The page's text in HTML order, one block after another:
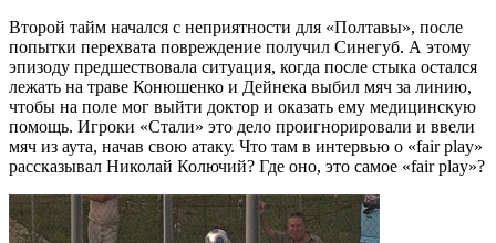
Второй тайм начался с неприятности для «Полтавы», после
попытки перехвата повреждение получил Синегуб. А этому
эпизоду предшествовала ситуация, когда после стыка остался
лежать на траве Конюшенко и Дейнека выбил мяч за линию,
чтобы на поле мог выйти доктор и оказать ему медицинскую
помощь. Игроки «Стали» это дело проигнорировали и ввели
мяч из аута, начав свою атаку. Что там в интервью о «fair play»
рассказывал Николай Колючий? Где оно, это самое «fair play»?